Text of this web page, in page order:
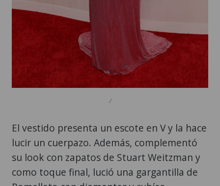
/
El vestido presenta un escote en V y la hace
lucir un cuerpazo. Además, complementó
su look con zapatos de Stuart Weitzman y
como toque final, lució una gargantilla de